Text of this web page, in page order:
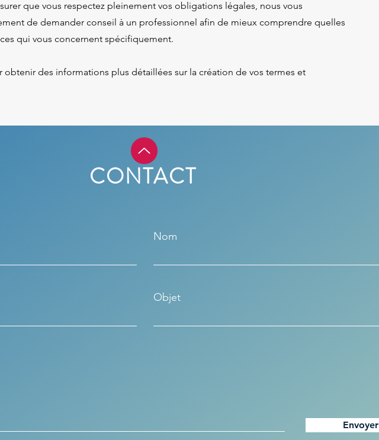
que vous respectez pleinement vos obligations légales, nous vous
de demander conseil à un professionnel afin de mieux comprendre quelles
qui vous concernent spécifiquement.
obtenir des informations plus détaillées sur la création de vos termes et
CONTACT
Nom
Objet
Envoyer